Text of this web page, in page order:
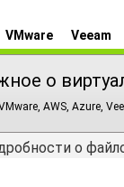
VMware Veeam
о
AWS, Azure,
о